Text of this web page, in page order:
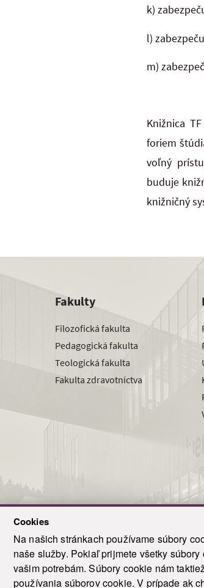
Cookies
Na našich stránkach používame súbory
naše služby. Pokiaľ prijmete všetky
vašim potrebám. Súbory cookie nám
používania súborov cookie. V prípade ak
k)
l)
m)
Knižnica
foriem
voľný
buduje
knižničný
Fakulty
Filozofická fakulta
Pedagogická fakulta
Teologická fakulta
Fakulta zdravotníctva